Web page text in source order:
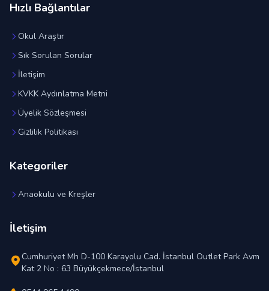
Hızlı Bağlantılar
Okul Araştır
Sık Sorulan Sorular
İletişim
KVKK Aydınlatma Metni
Üyelik Sözleşmesi
Gizlilik Politikası
Kategoriler
Anaokulu ve Kreşler
İletişim
Cumhuriyet Mh D-100 Karayolu Cad. İstanbul Outlet Park Avm
Kat 2 No : 63 Büyükçekmece/İstanbul